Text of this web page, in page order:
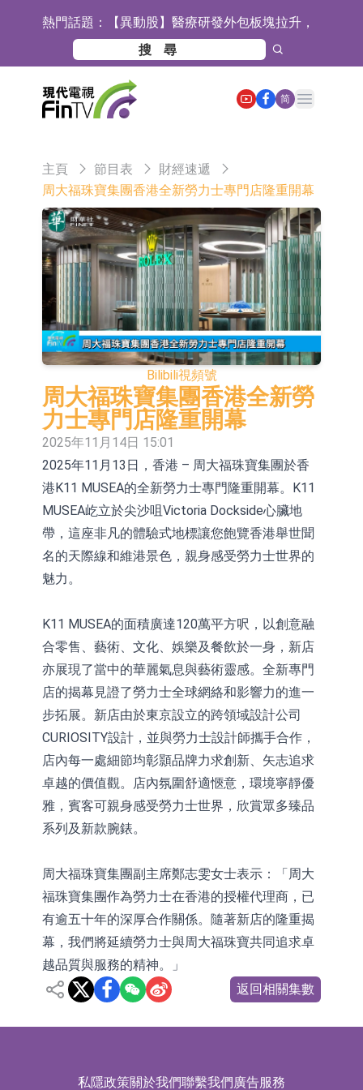
熱門話題： 【異動股】醫療研發外包板塊拉升，
畢得醫藥(688073.CN)漲20.01%
中遠海科：與中遠海運國際(香港)有
限公司正在開展增資對價的支付
新萊應材：受益於半導體國產替代提
速及國內晶圓廠擴產 公司泛半導體全
【異動股】港股跌幅榜前十，智傲控
康(00348.HK)跌14.81%
技集團股權(02993.HK)漲+140.00%，
拿森科技(02261.HK)漲+77.54%
深交所：鑫元中證電池主題交易型開
放式指數證券投資基金8月12日上市
交易
通天酒業(00389.HK)停牌
深交所：晶合集成(02249.HK)獲調入
港股通標的證券名單
和光智成完成天使輪數千萬融資
10年期港元特區政府機構債券將於
2026年8月12日透過重開進行投標
5年期港元特區政府機構債券將於
2026年8月12日透過重開進行投標
1年期港元隔夜平均指數掛鉤債券將
於2026年8月12日進行投標
香港證監會就中國糖果前高管的失當
行為取得13年取消資格令
【異動股】港股跌幅榜前十，融信中
國(03301.HK)跌38.98%，德信服務集
團(02215.HK)跌35.71%
【異動股】港股漲幅榜前十，生物係
統工程股權(02902.HK)漲+218.75%，
敏捷控股(00186.HK)漲+82.50%
地緯智能：暫未開展對外的語料商業
化服務
嘉立創：公司主要提供EDA/CAM、
100%
【異動股】焦炭Ⅲ板塊下挫，陝西黑
貓(601015.CN)跌8.38%
简
Open main menu
主頁 節目表
財經速遞
周大福珠寶集團香港全新勞力士專門店隆重開幕
Bilibili視頻號
周大福珠寶集團香港全新勞
力士專門店隆重開幕
2025年11月14日 15:01
2025年11月13日，香港 – 周大福珠寶集團於香
港K11 MUSEA的全新勞力士專門隆重開幕。K11
MUSEA屹立於尖沙咀Victoria Dockside心臟地
帶，這座非凡的體驗式地標讓您飽覽香港舉世聞
名的天際線和維港景色，親身感受勞力士世界的
魅力。
K11 MUSEA的面積廣達120萬平方呎，以創意融
合零售、藝術、文化、娛樂及餐飲於一身，新店
亦展現了當中的華麗氣息與藝術靈感。全新專門
店的揭幕見證了勞力士全球網絡和影響力的進一
步拓展。新店由於東京設立的跨領域設計公司
CURIOSITY設計，並與勞力士設計師攜手合作，
店內每一處細節均彰顥品牌力求創新、矢志追求
卓越的價值觀。店內氛圍舒適愜意，環境寧靜優
雅，賓客可親身感受勞力士世界，欣賞眾多臻品
系列及新款腕錶。
周大福珠寶集團副主席鄭志雯女士表示：「周大
福珠寶集團作為勞力士在香港的授權代理商，已
有逾五十年的深厚合作關係。隨著新店的隆重揭
幕，我們將延續勞力士與周大福珠寶共同追求卓
越品質與服務的精神。」
返回相關集數
私隱政策關於我們聯繫我們廣告服務